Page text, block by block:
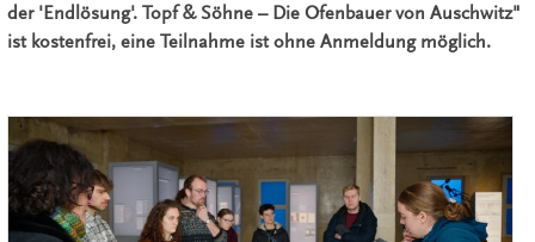
der 'Endlösung'. Topf & Söhne – Die Ofenbauer von Auschwitz"
ist kostenfrei, eine Teilnahme ist ohne Anmeldung möglich.